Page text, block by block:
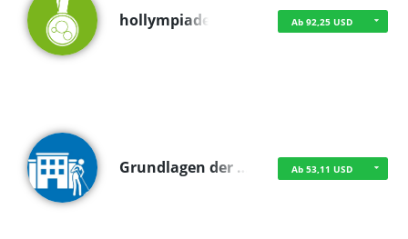
hollympiade Ab 92,25 USD
Grundlagen der … Ab 53,11 USD